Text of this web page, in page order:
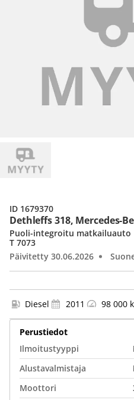
Dethleffs 318, Mercedes-
Puoli-integroitu matkailuauto
T 7073
Päivitetty 30.06.2026
ID 1679370
Diesel 2011 98 000
Perustiedot
Ilmoitustyyppi
Alustavalmistaja
Moottori